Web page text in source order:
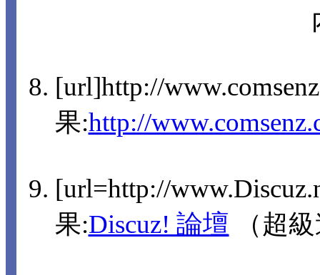
[url]http://
果:http://
[url=http://
果:Discuz! 論壇 （超